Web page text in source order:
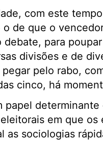
com este
de que o
para
divisões e de
pelo rabo,
cinco, há
papel
em que
as sociologias